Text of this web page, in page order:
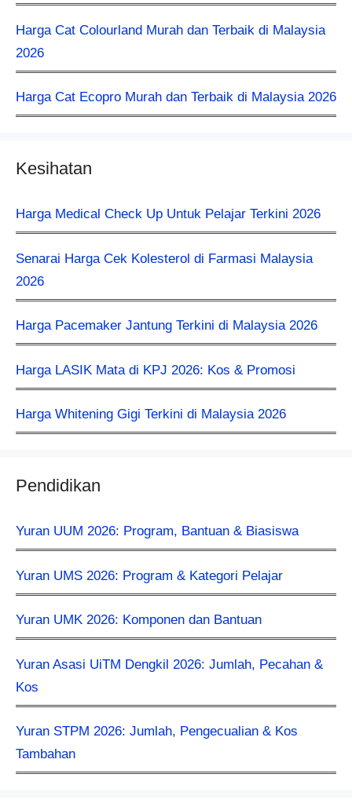
Harga Cat Colourland Murah dan Terbaik di Malaysia
2026
Harga Cat Ecopro Murah dan Terbaik di Malaysia 2026
Kesihatan
Harga Medical Check Up Untuk Pelajar Terkini 2026
Senarai Harga Cek Kolesterol di Farmasi Malaysia
2026
Harga Pacemaker Jantung Terkini di Malaysia 2026
Harga LASIK Mata di KPJ 2026: Kos & Promosi
Harga Whitening Gigi Terkini di Malaysia 2026
Pendidikan
Yuran UUM 2026: Program, Bantuan & Biasiswa
Yuran UMS 2026: Program & Kategori Pelajar
Yuran UMK 2026: Komponen dan Bantuan
Yuran Asasi UiTM Dengkil 2026: Jumlah, Pecahan &
Kos
Yuran STPM 2026: Jumlah, Pengecualian & Kos
Tambahan